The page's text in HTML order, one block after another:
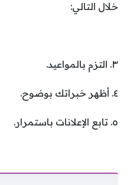
خلال التالي:
٣. التزم بالمواعيد.
٤. أظهر خبراتك بوضوح.
٥. تابع الإعلانات باستمرار.